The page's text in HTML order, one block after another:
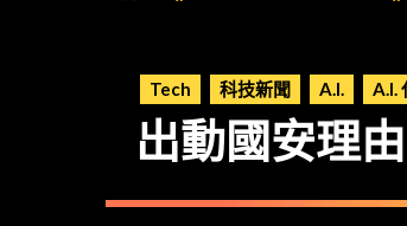
Tech 科技新聞 A.I. A.I.
出動國安理